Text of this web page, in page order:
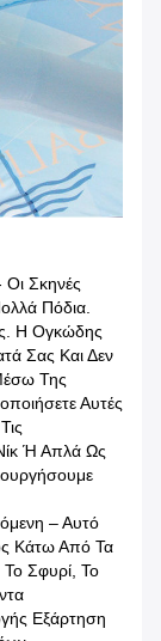
Σκηνές
Πόδια.
Η Ογκώδης
Σας Και Δεν
Της
Αυτές
Ή Απλά Ως
– Αυτό
Κάτω Από Τα
Σφυρί, Το
Εξάρτηση